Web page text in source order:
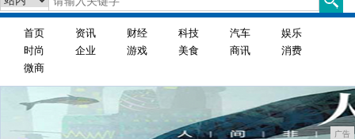
首页 资讯 财经 科技 汽车
娱乐
时尚
企业 游戏 美食 商讯
消费
微商
广告